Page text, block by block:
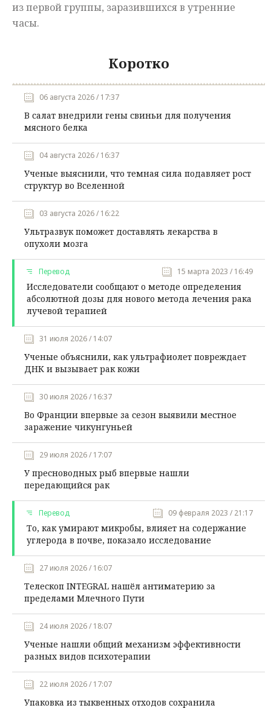
из первой группы, заразившихся в утренние
часы.
Коротко
06 августа 2026 / 17:37
В салат внедрили гены свиньи для получения
мясного белка
04 августа 2026 / 16:37
Ученые выяснили, что темная сила подавляет рост
структур во Вселенной
03 августа 2026 / 16:22
Ультразвук поможет доставлять лекарства в
опухоли мозга
Перевод 15 марта 2023 / 16:49
Исследователи сообщают о методе определения
абсолютной дозы для нового метода лечения рака
лучевой терапией
31 июля 2026 / 14:07
Ученые объяснили, как ультрафиолет повреждает
ДНК и вызывает рак кожи
30 июля 2026 / 16:37
Во Франции впервые за сезон выявили местное
заражение чикунгуньей
29 июля 2026 / 17:07
У пресноводных рыб впервые нашли
передающийся рак
Перевод 09 февраля 2023 / 21:17
То, как умирают микробы, влияет на содержание
углерода в почве, показало исследование
27 июля 2026 / 16:07
Телескоп INTEGRAL нашёл антиматерию за
пределами Млечного Пути
24 июля 2026 / 18:07
Ученые нашли общий механизм эффективности
разных видов психотерапии
22 июля 2026 / 17:07
Упаковка из тыквенных отходов сохранила